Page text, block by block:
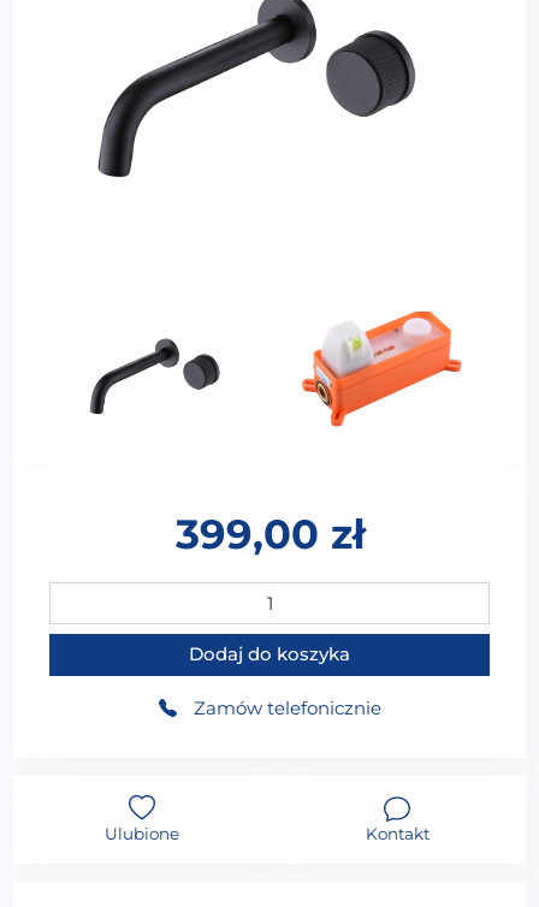
399,00 zł
ilość WS-02729B Bateria umywalkowa podtynkowa
Dodaj do koszyka
Zamów telefonicznie
Ulubione Kontakt